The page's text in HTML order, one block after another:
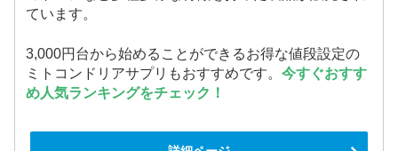
ています。
3,000円台から始めることができるお得な値段設定の
ミトコンドリアサプリもおすすめです。今すぐおすす
め人気ランキングをチェック！